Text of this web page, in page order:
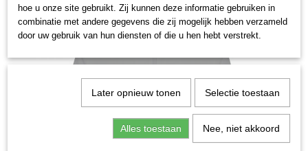
hoe u onze site gebruikt. Zij kunnen deze informatie gebruiken in
combinatie met andere gegevens die zij mogelijk hebben verzameld
door uw gebruik van hun diensten of die u hen hebt verstrekt.
Later opnieuw tonen Selectie toestaan
Alles toestaan Nee, niet akkoord